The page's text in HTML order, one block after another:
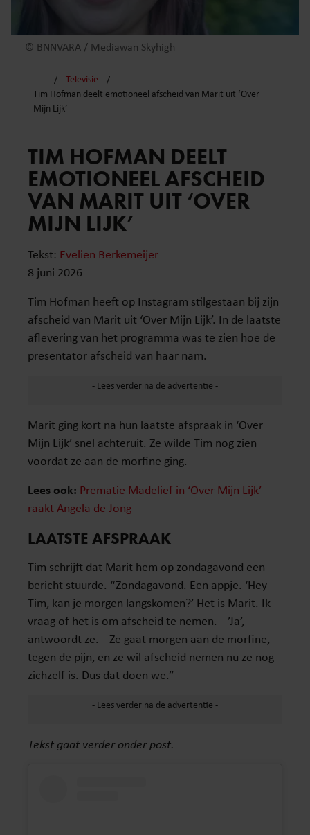
© BNNVARA / Mediawan Skyhigh
Televisie
Tim Hofman deelt emotioneel afscheid van Marit uit ‘Over
Mijn Lijk’
TIM HOFMAN DEELT
EMOTIONEEL AFSCHEID
VAN MARIT UIT ‘OVER
MIJN LIJK’
Tekst: Evelien Berkemeijer
8 juni 2026
Tim Hofman heeft op Instagram stilgestaan bij zijn
afscheid van Marit uit ‘Over Mijn Lijk’. In de laatste
aflevering van het programma was te zien hoe de
presentator afscheid van haar nam.
Marit ging kort na hun laatste afspraak in ‘Over
Mijn Lijk’ snel achteruit. Ze wilde Tim nog zien
voordat ze aan de morfine ging.
Lees ook: Prematie Madelief in ‘Over Mijn Lijk’
raakt Angela de Jong
LAATSTE AFSPRAAK
Tim schrijft dat Marit hem op zondagavond een
bericht stuurde. “Zondagavond. Een appje. ‘Hey
Tim, kan je morgen langskomen?’ Het is Marit. Ik
vraag of het is om afscheid te nemen. ’Ja’,
antwoordt ze. Ze gaat morgen aan de morfine,
tegen de pijn, en ze wil afscheid nemen nu ze nog
zichzelf is. Dus dat doen we.”
Tekst gaat verder onder post.